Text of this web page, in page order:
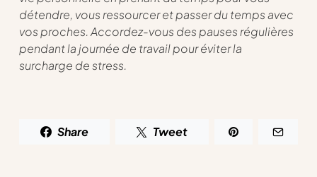
détendre, vous ressourcer et passer du temps avec
vos proches. Accordez-vous des pauses régulières
pendant la journée de travail pour éviter la
surcharge de stress.
Share Tweet